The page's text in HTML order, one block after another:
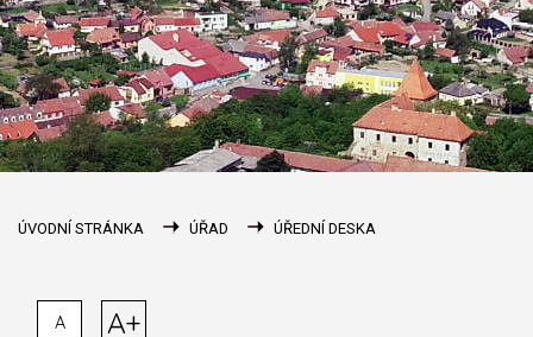
ÚVODNÍ STRÁNKA ÚŘAD ÚŘEDNÍ DESKA
A A+